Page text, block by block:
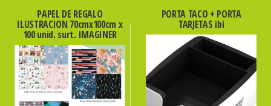
PAPEL DE REGALO
ILUSTRACION 70cmx100cm x
100 unid. surt. IMAGINER
PORTA TACO + PORTA
TARJETAS ibi